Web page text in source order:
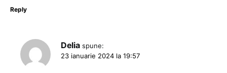
Reply
Delia spune:
23 ianuarie 2024 la 19:57